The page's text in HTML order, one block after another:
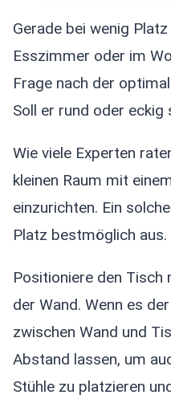
Gerade bei wenig
Esszimmer oder im
Frage nach der
Soll er rund oder eckig
Wie viele Experten
kleinen Raum mit
einzurichten. Ein
Platz bestmöglich aus.
Positioniere den Tisch
der Wand. Wenn es
zwischen Wand und
Abstand lassen, um
Stühle zu platzieren